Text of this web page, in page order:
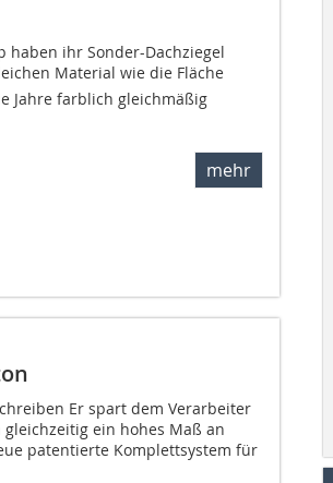
haben ihr Sonder-Dachziegel
Material wie die Fläche
Jahre farblich gleichmäßig
mehr
Er spart dem Verarbeiter
ein hohes Maß an
patentierte Komplettsystem für